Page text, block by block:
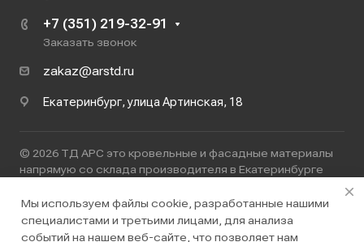
+7 (351) 219-32-91
Заказать звонок
zakaz@arstd.ru
Екатеринбург, улица Артинская, 18
© 2026 ТД АРС это кровельные и фасадные материалы
напрямую со склада производителя в Екатеринбурге
ИНН 7447272423
Политика конфиденциальности
Мы используем файлы cookie, разработанные нашими
специалистами и третьими лицами, для анализа
событий на нашем веб-сайте, что позволяет нам